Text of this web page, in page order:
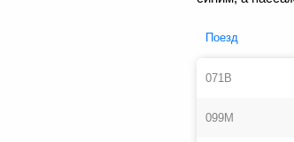
Поезд
071В
099М